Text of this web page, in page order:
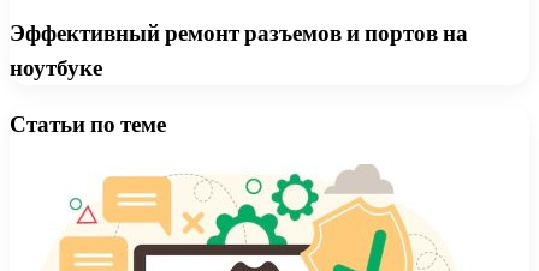
Эффективный ремонт разъемов и портов на
ноутбуке
Статьи по теме